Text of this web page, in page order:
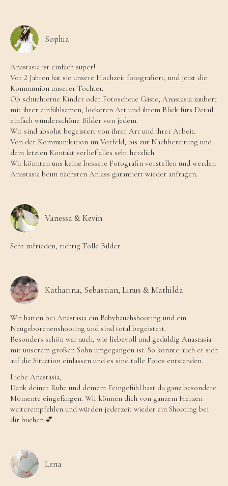
Sophia
Anastasia ist einfach super!
Vor 2 Jahren hat sie unsere Hochzeit fotografiert, und jetzt die
Kommunion unserer Tochter.
Ob schüchterne Kinder oder Fotoscheue Gäste, Anastasia zaubert
mit ihrer einfühlsamen, lockeren Art und ihrem Blick fürs Detail
einfach wunderschöne Bilder von jedem.
Wir sind absolut begeistert von ihrer Art und ihrer Arbeit.
Von der Kommunikation im Vorfeld, bis zur Nachbereitung und
dem letzten Kontakt verlief alles sehr herzlich.
Wir könnten uns keine bessere Fotografin vorstellen und werden
Anastasia beim nächsten Anlass garantiert wieder anfragen.
Vanessa & Kevin
Sehr zufrieden, richtig Tolle Bilder
Katharina, Sebastian, Linus & Mathilda
Wir hatten bei Anastasia ein Babybauchshooting und ein
Neugeborenenshooting und sind total begeistert.
Besonders schön war auch, wie liebevoll und geduldig Anastasia
mit unserem großen Sohn umgegangen ist. So konnte auch er sich
auf die Situation einlassen und es sind tolle Fotos entstanden.
Liebe Anastasia,
Dank deiner Ruhe und deinem Feingefühl hast du ganz besondere
Momente eingefangen. Wir können dich von ganzem Herzen
weiterempfehlen und würden jederzeit wieder ein Shooting bei
dir buchen.💕
Lena